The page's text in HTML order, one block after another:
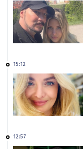
15:12
12:57